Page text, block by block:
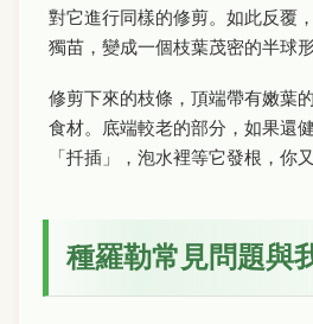
對它進行同樣的修剪。如此反覆
獨苗，變成一個枝葉茂密的半球形
修剪下來的枝條，頂端帶有嫩葉
食材。底端較老的部分，如果還
「扦插」，泡水裡等它發根，你
種羅勒常見問題與